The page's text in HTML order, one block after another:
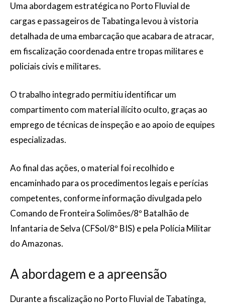
Uma abordagem estratégica no Porto Fluvial de
cargas e passageiros de Tabatinga levou à vistoria
detalhada de uma embarcação que acabara de atracar,
em fiscalização coordenada entre tropas militares e
policiais civis e militares.
O trabalho integrado permitiu identificar um
compartimento com material ilícito oculto, graças ao
emprego de técnicas de inspeção e ao apoio de equipes
especializadas.
Ao final das ações, o material foi recolhido e
encaminhado para os procedimentos legais e perícias
competentes, conforme informação divulgada pelo
Comando de Fronteira Solimões/8º Batalhão de
Infantaria de Selva (CFSol/8º BIS) e pela Polícia Militar
do Amazonas.
A abordagem e a apreensão
Durante a fiscalização no Porto Fluvial de Tabatinga,